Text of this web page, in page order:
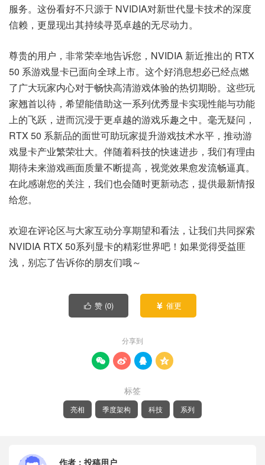
服务。这份看好不只源于 NVIDIA对新世代显卡技术的深度
信赖，更显现出其持续寻觅卓越的无尽动力。
尊贵的用户，非常荣幸地告诉您，NVIDIA 新近推出的 RTX
50 系游戏显卡已面向全球上市。这个好消息想必已经点燃
了广大玩家内心对于畅快高清游戏体验的热切期盼。这些玩
家翘首以待，希望能借助这一系列优秀显卡实现性能与功能
上的飞跃，进而沉浸于更卓越的游戏乐趣之中。毫无疑问，
RTX 50 系新品的面世可助玩家提升游戏技术水平，推动游
戏显卡产业繁荣壮大。伴随着科技的快速进步，我们有理由
期待未来游戏画面质量不断提高，视觉效果愈发流畅逼真。
在此感谢您的关注，我们也会随时更新动态，提供最新情报
给您。
欢迎在评论区与大家互动分享期望和看法，让我们共同探索
NVIDIA RTX 50系列显卡的精彩世界吧！如果觉得受益匪
浅，别忘了告诉你的朋友们哦～
 赞 (0)  催更
分享到
   
标签
亮相 季度架构 科技 系列
作者： 投稿用户